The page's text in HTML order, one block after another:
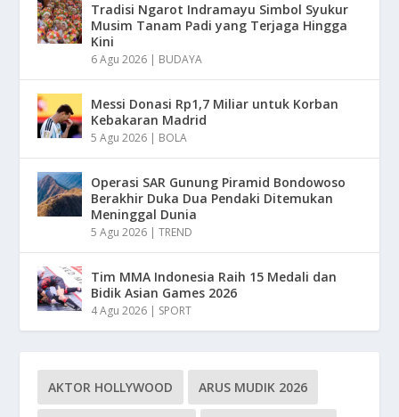
Tradisi Ngarot Indramayu Simbol Syukur
Musim Tanam Padi yang Terjaga Hingga
Kini
6 Agu 2026 BUDAYA
Messi Donasi Rp1,7 Miliar untuk Korban
Kebakaran Madrid
5 Agu 2026 BOLA
Operasi SAR Gunung Piramid Bondowoso
Berakhir Duka Dua Pendaki Ditemukan
Meninggal Dunia
5 Agu 2026 |TREND
Tim MMA Indonesia Raih 15 Medali dan
Bidik Asian Games 2026
4 Agu 2026 SPORT
AKTOR HOLLYWOOD ARUS MUDIK 2026